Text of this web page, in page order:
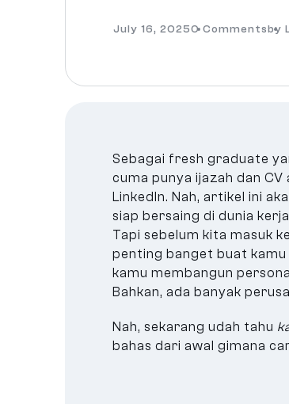
July 16, 20250 Commentsby
Sebagai fresh graduate
cuma punya ijazah dan
LinkedIn. Nah, artikel ini
siap bersaing di dunia
Tapi sebelum kita masuk
penting banget buat kamu
kamu membangun
Bahkan, ada banyak
Nah, sekarang udah tahu
bahas dari awal gimana